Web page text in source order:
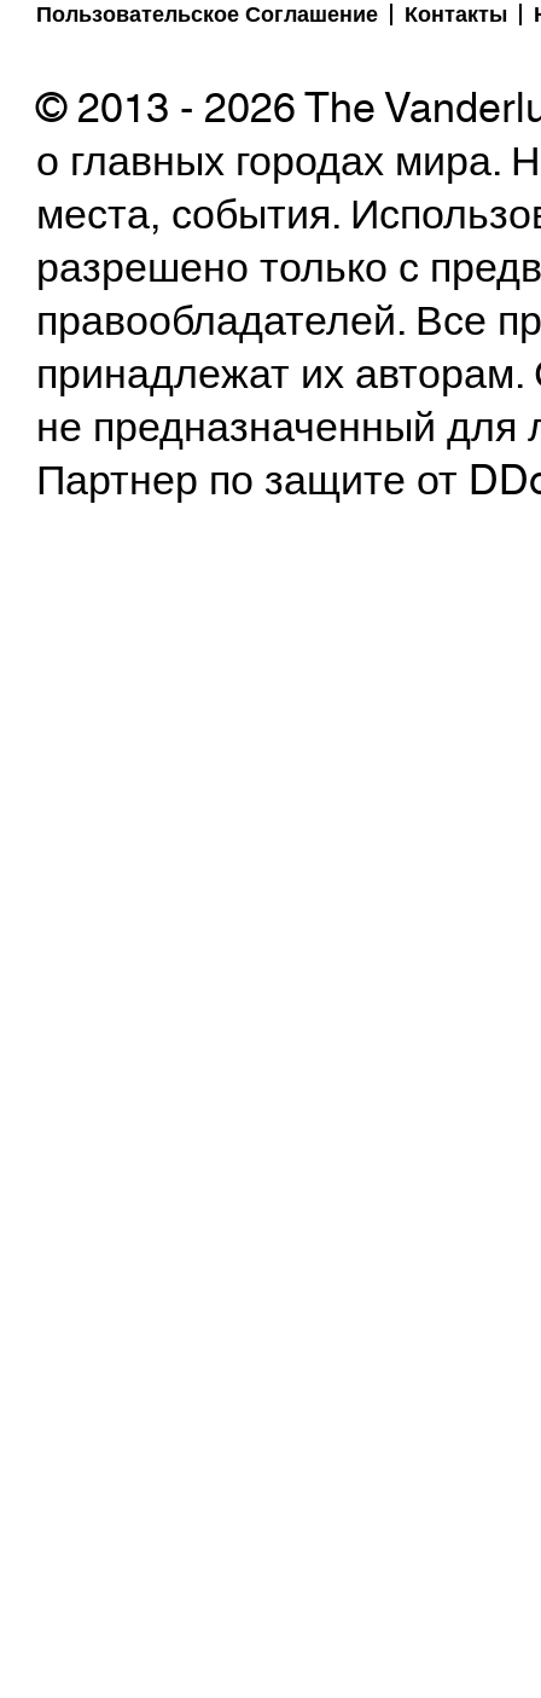
Пользовательское Соглашение Контакты
© 2013 - 2026 The
о главных городах
места, события.
разрешено только с
правообладателей. Все
принадлежат их
не предназначенный
Партнер по защите от